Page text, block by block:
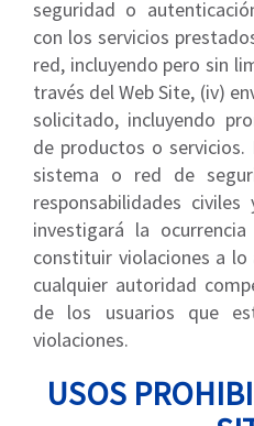
seguridad o
con los servicios
red, incluyendo pero sin
través del Web Site, (iv)
solicitado, incluyendo
de productos o servicios.
sistema o red de
responsabilidades
investigará la
constituir violaciones a
cualquier autoridad
de los usuarios que
violaciones.
USOS